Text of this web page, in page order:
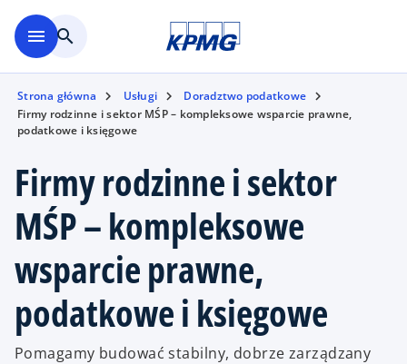
menu search
Strona główna Usługi
Doradztwo podatkowe
Firmy rodzinne i sektor MŚP – kompleksowe wsparcie prawne,
podatkowe i księgowe
Firmy rodzinne i sektor
MŚP – kompleksowe
wsparcie prawne,
podatkowe i księgowe
Pomagamy budować stabilny, dobrze zarządzany